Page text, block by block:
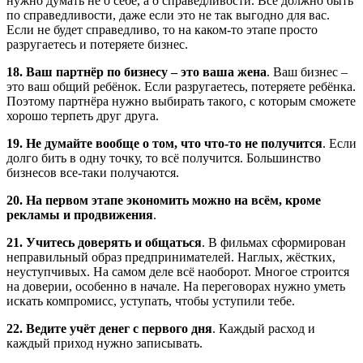
по справедливости, даже если это не так выгодно для вас.
Если не будет справедливо, то на каком-то этапе просто
разругаетесь и потеряете бизнес.
18. Ваш партнёр по бизнесу – это ваша жена. Ваш бизнес –
это ваш общий ребёнок. Если разругаетесь, потеряете ребёнка.
Поэтому партнёра нужно выбирать такого, с которым сможете
хорошо терпеть друг друга.
19. Не думайте вообще о том, что что-то не получится. Если
долго бить в одну точку, то всё получится. Большинство
бизнесов все-таки получаются.
20. На первом этапе экономить можно на всём, кроме
рекламы и продвижения.
21. Учитесь доверять и общаться. В фильмах сформирован
неправильный образ предпринимателей. Наглых, жёстких,
неуступчивых. На самом деле всё наоборот. Многое строится
на доверии, особенно в начале. На переговорах нужно уметь
искать компромисс, уступать, чтобы уступили тебе.
22. Ведите учёт денег с первого дня. Каждый расход и
каждый приход нужно записывать.